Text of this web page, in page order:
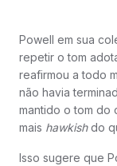
Powell em sua
repetir o tom
reafirmou a todo
não havia
mantido o tom do
mais hawkishdo
Isso sugere que